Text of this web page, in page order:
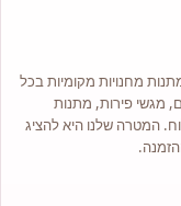
מחנויות מקומיות בכל
מגשי פירות, מתנות
המטרה שלנו היא להציג